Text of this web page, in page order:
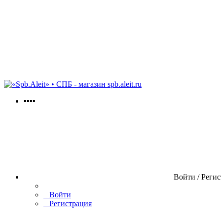
spb.aleit.ru
▪▪▪▪
Войти /
Войти
Регистрация